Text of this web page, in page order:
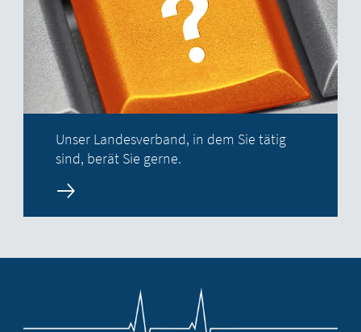
Unser Landesverband, in dem Sie tätig
sind, berät Sie gerne.